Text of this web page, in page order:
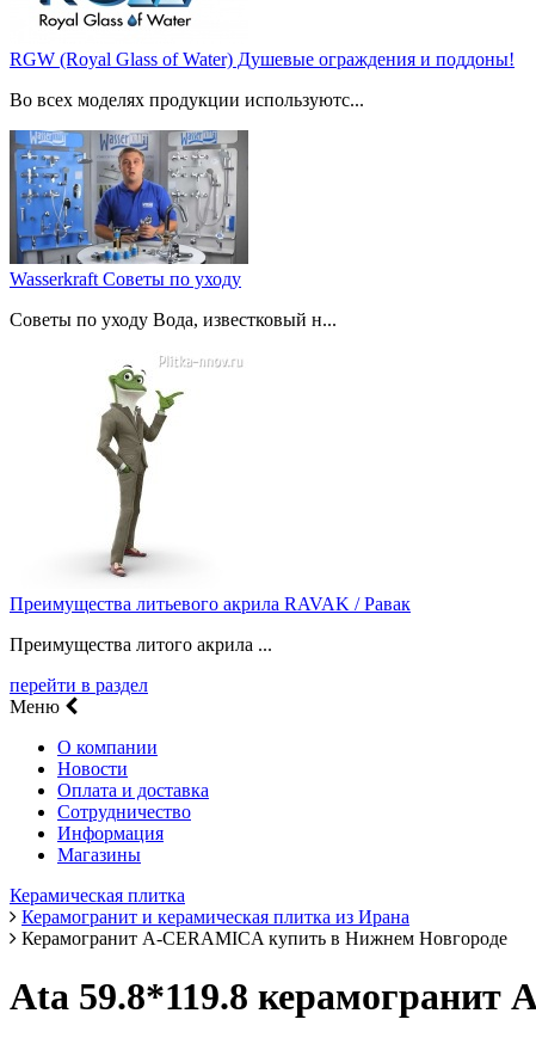
RGW (Royal Glass of Water) Душевые ограждения и поддоны!
Во всех моделях продукции используютс...
Wasserkraft Советы по уходу
Советы по уходу Вода, известковый н...
Преимущества литьевого акрила RAVAK / Равак
Преимущества литого акрила ...
перейти в раздел
Меню
О компании
Новости
Оплата и доставка
Сотрудничество
Информация
Магазины
Керамическая плитка
Керамогранит и керамическая плитка из Ирана
Керамогранит A-CERAMICA купить в Нижнем Новгороде
Ata 59.8*119.8 керамогранит